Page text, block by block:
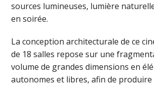
sources lumineuses, lumière
en soirée.
La conception architecturale de ce
de 18 salles repose sur une
volume de grandes dimensions en
autonomes et libres, afin de produire